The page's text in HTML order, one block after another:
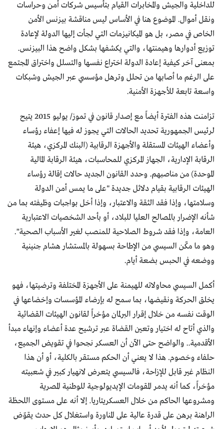
للداخلية والجيش والمخابرات القيام بتأسيس شركات أمن وحراسات
ونقل أموال. الموضوع هنا في الأساس ليس مناقشة بيزنس الأمن
الخاص في مصر، بل هو الميكانيزمات التي لجأت إليها الدولة لإعادة
توزيع أدوارها وهيمنتها، والتي يكشفها بشكل واضح هذا البيزنس.
بمعنى آخر كيفية إعادة الدولة اختراع نفسها والتسلل واختراق المجتمع
على الرغم ما أصابها من تحلل وترهل مؤسسي عبر الجيش وشبكات
واسعة تابعة للأجهزة الأمنية.
تزامنت هذه الفترة أيضاً مع إصدار قانون في تموز/ يوليو 2015 يتيح
لرئيس الجمهورية تحديد الحالات التي يجوز له فيها إعفاء رؤساء
وأعضاء الهيئات المستقلة والأجهزة الرقابية (البنك المركزي، هيئة
الرقابة الإدارية، الجهاز المركزي للمحاسبات، هيئة الرقابة المالية
الموحدة) من مناصبهم. وحدد القانون الجديد حالات إقالة رؤساء
الهيئات الرقابية بقيام دلائل جديدة "على ما يمس أمن الدولة
وسلامتها، وإذا فقد الثقة والاعتبار، وإذا أخل بواجبات وظيفته بما من
شأنه الإضرار بالمصالح العليا للبلاد، أو بأحد الشخصيات الاعتبارية
العامة، وإذا فقد شروط الصلاحية للمنصب لغير الأسباب الصحية".
وهو ما مكّن السيسي من الإطاحة بسهولة بالمستشار هشام جنينية
ووضعه في الحبس بضعة أيام.
أكمل السيسي محاولاته للهيمنة على الأجهزة المختلفة وترضيتها، فهو
يخلق الحركة ونقيضها، بما سمح له بإرضاء المؤسسات وإخضاعها في
الوقت نفسه من خلال إقرار البرلمان مؤخراً لقانون الهيئات القضائية
والذي أتاح له اختيار وتعين القضاة عبر ترشيح عدة أعضاء وإنهاء مبدأ
الأقدمية.. والواضح حتى الآن أن العسكر نجحوا في تقويض الجميع،
حلفاء وخصوم. هذا لا يعني أن الحكم مستقر بالكلية، أو أن هذا
النظام غير قابل للإزاحة، فالسيسي يتعرض لانهيار كبير في شعبيته
مؤخراً، كما أنه يدمر المقومات الإيديولوجية للوطنية المصرية
ومشروعها الحاكم من خلال العسكريتاريا. إلا أنه على مستوى اللحظة
الراهنة برهن على قدرة عالية على المناورة واستغلال كل حدث يقوّض